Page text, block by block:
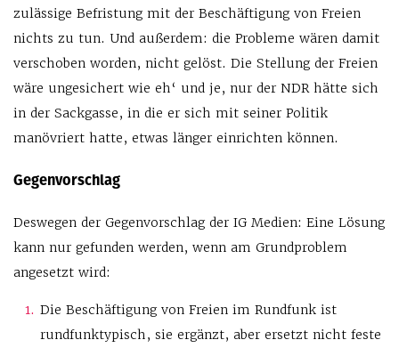
zulässige Befristung mit der Beschäftigung von Freien
nichts zu tun. Und außerdem: die Probleme wären damit
verschoben worden, nicht gelöst. Die Stellung der Freien
wäre ungesichert wie eh‘ und je, nur der NDR hätte sich
in der Sackgasse, in die er sich mit seiner Politik
manövriert hatte, etwas länger einrichten können.
Gegenvorschlag
Deswegen der Gegenvorschlag der IG Medien: Eine Lösung
kann nur gefunden werden, wenn am Grundproblem
angesetzt wird:
Die Beschäftigung von Freien im Rundfunk ist
rundfunktypisch, sie ergänzt, aber ersetzt nicht feste